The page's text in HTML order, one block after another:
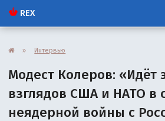
REX
» Интервью
Модест Колеров: «Идёт
взглядов США и НАТО в
неядерной войны с